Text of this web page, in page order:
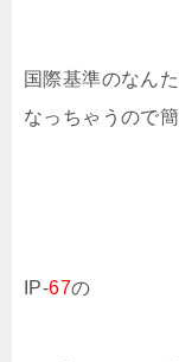
国際基準のなん
なっちゃうので
IP-67の